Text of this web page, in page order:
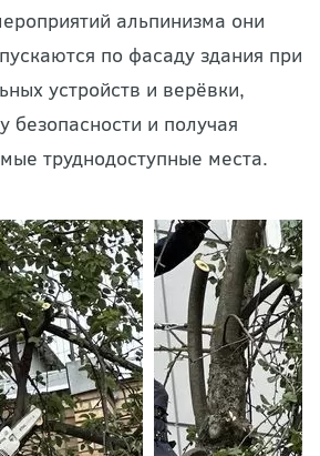
альпинизма они
по фасаду здания при
устройств и верёвки,
безопасности и получая
труднодоступные места.